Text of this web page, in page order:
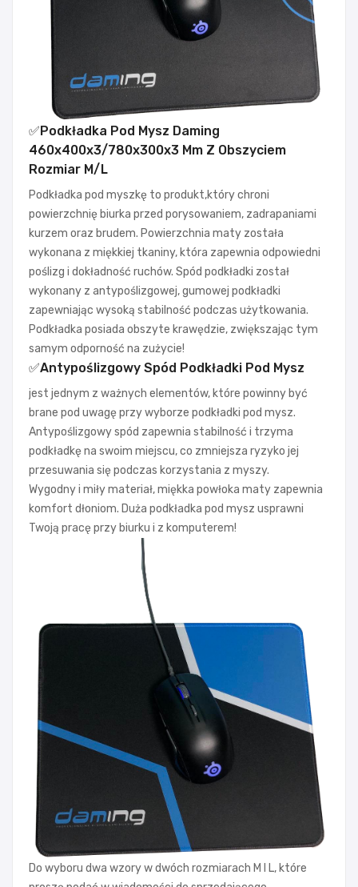
✅Podkładka Pod Mysz Daming
460x400x3/780x300x3 Mm Z Obszyciem
Rozmiar M/L
Podkładka pod myszkę to produkt,który chroni
powierzchnię biurka przed porysowaniem, zadrapaniami
kurzem oraz brudem. Powierzchnia maty została
wykonana z miękkiej tkaniny, która zapewnia odpowiedni
poślizg i dokładność ruchów. Spód podkładki został
wykonany z antypoślizgowej, gumowej podkładki
zapewniając wysoką stabilność podczas użytkowania.
Podkładka posiada obszyte krawędzie, zwiększając tym
samym odporność na zużycie!
✅Antypoślizgowy Spód Podkładki Pod Mysz
jest jednym z ważnych elementów, które powinny być
brane pod uwagę przy wyborze podkładki pod mysz.
Antypoślizgowy spód zapewnia stabilność i trzyma
podkładkę na swoim miejscu, co zmniejsza ryzyko jej
przesuwania się podczas korzystania z myszy.
Wygodny i miły materiał, miękka powłoka maty zapewnia
komfort dłoniom. Duża podkładka pod mysz usprawni
Twoją pracę przy biurku i z komputerem!
Do wyboru dwa wzory w dwóch rozmiarach M I L, które